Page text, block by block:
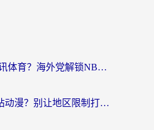
在美国如何看腾讯体育？海外党解锁NBA欧洲杯直播的终极攻略
在国外如何看B站动漫？别让地区限制打断你的追番节奏